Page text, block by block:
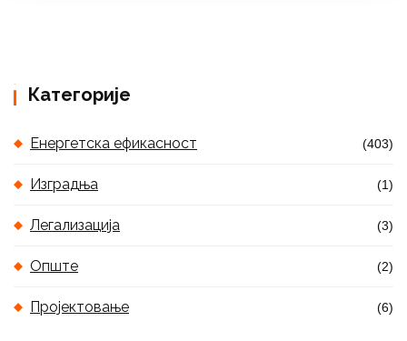
Категорије
Енергетска ефикасност (403)
Изградња (1)
Легализација (3)
Опште (2)
Пројектовање (6)